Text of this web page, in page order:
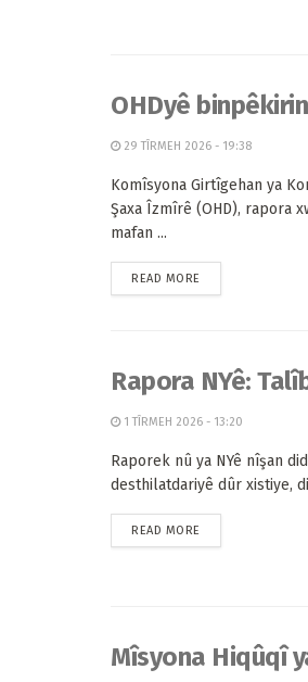
OHDyê
29 TÎRMEH 2026 - 19:38
Komîsyona Girtîgehan ya
Şaxa Îzmîrê (OHD), rapora
mafan ...
READ MORE
Rapora NYê:
1 TÎRMEH 2026 - 13:20
Raporek nû ya NYê nîşan
desthilatdariyê dûr xistiye,
READ MORE
Mîsyona Hiqûqî